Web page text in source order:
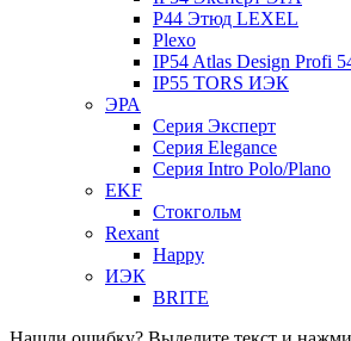
P44 Этюд LEXEL
Plexo
IP54 Atlas Design Profi
IP55 TORS ИЭК
ЭРА
Серия Эксперт
Серия Elegance
Серия Intro Polo/Plano
EKF
Стокгольм
Rexant
Happy
ИЭК
BRITE